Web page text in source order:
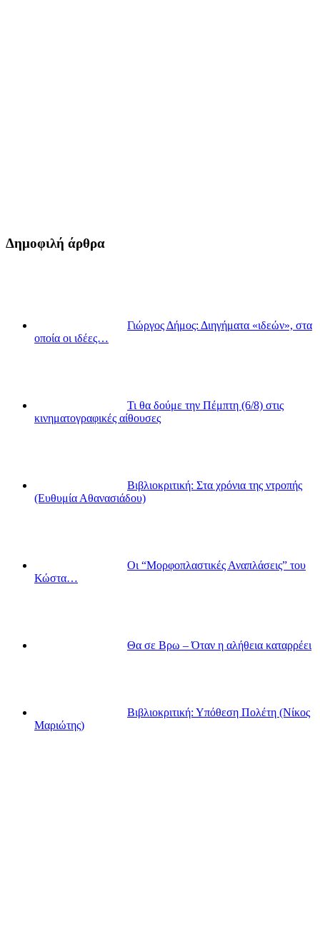
Δημοφιλή άρθρα
Γιώργος Δήμος: Διηγήματα «ιδεών», στα
οποία οι ιδέες…
Τι θα δούμε την Πέμπτη (6/8) στις
κινηματογραφικές αίθουσες
Βιβλιοκριτική: Στα χρόνια της ντροπής
(Ευθυμία Αθανασιάδου)
Οι “Μορφοπλαστικές Αναπλάσεις” του
Κώστα…
Θα σε Βρω – Όταν η αλήθεια καταρρέει
Βιβλιοκριτική: Υπόθεση Πολέτη (Νίκος
Μαριώτης)